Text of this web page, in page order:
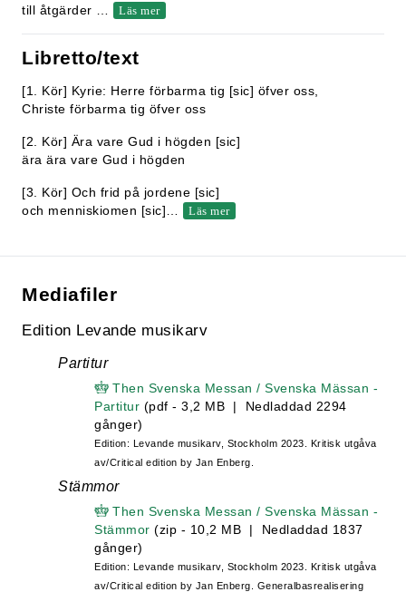
till åtgärder
Läs mer
Libretto/text
[1. Kör] Kyrie: Herre förbarma tig [sic] öfver oss,
Christe förbarma tig öfver oss
[2. Kör] Ära vare Gud i högden [sic]
ära ära vare Gud i högden
[3. Kör] Och frid på jordene [sic]
och menniskiomen [sic]
Läs mer
Mediafiler
Edition Levande musikarv
Partitur
Then Svenska Messan / Svenska Mässan -
Partitur (pdf - 3,2 MB | Nedladdad 2294
gånger)
Edition: Levande musikarv, Stockholm 2023. Kritisk utgåva
av/Critical edition by Jan Enberg.
Stämmor
Then Svenska Messan / Svenska Mässan -
Stämmor (zip - 10,2 MB | Nedladdad 1837
gånger)
Edition: Levande musikarv, Stockholm 2023. Kritisk utgåva
av/Critical edition by Jan Enberg. Generalbasrealisering